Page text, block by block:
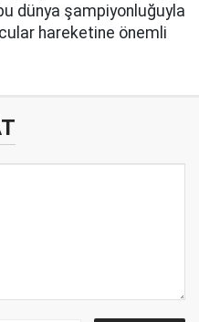
dünya şampiyonluğuyla
hareketine önemli